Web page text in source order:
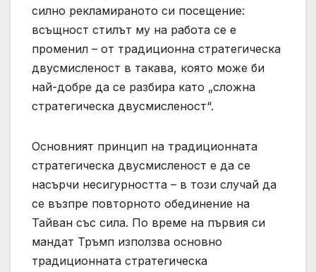
силно рекламираното си посещение:
всъщност стилът му на работа се е
променил – от традиционна стратегическа
двусмисленост в такава, която може би
най-добре да се разбира като „сложна
стратегическа двусмисленост“.
Основният принцип на традиционната
стратегическа двусмисленост е да се
насърчи несигурността – в този случай да
се възпре повторното обединение на
Тайван със сила. По време на първия си
мандат Тръмп използва основно
традиционната стратегическа